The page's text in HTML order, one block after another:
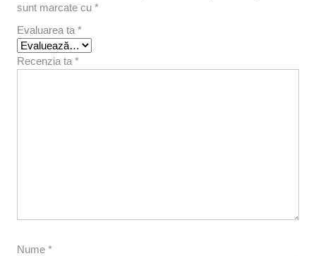
sunt marcate cu *
Evaluarea ta *
Recenzia ta *
Nume *